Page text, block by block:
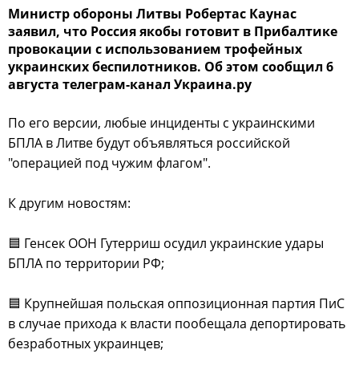
Министр обороны Литвы Робертас Каунас
заявил, что Россия якобы готовит в Прибалтике
провокации с использованием трофейных
украинских беспилотников. Об этом сообщил 6
августа телеграм-канал Украина.ру
По его версии, любые инциденты с украинскими
БПЛА в Литве будут объявляться российской
"операцией под чужим флагом".
К другим новостям:
🟦 Генсек ООН Гутерриш осудил украинские удары
БПЛА по территории РФ;
🟦 Крупнейшая польская оппозиционная партия ПиС
в случае прихода к власти пообещала депортировать
безработных украинцев;